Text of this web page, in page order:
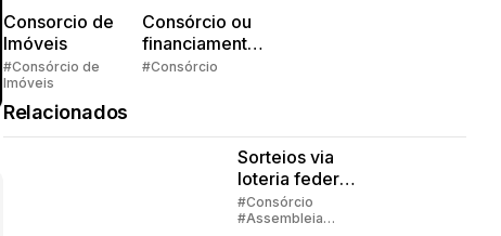
Consorcio de
Imóveis
#Consórcio de
Imóveis
Consórcio ou
financiamento?
Quem pensa
#Consórcio
Relacionados
Sorteios via
loteria federal:
quando
acontecem os
#Consórcio
#Assembleia